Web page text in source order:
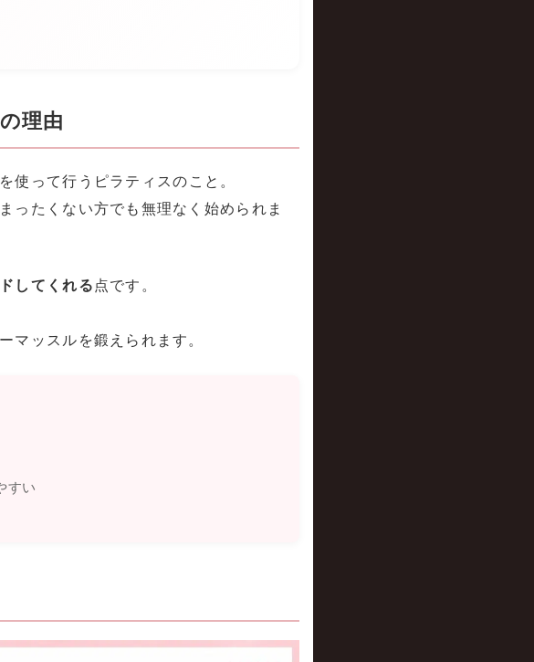
理由
を使って行うピラティスのこと。
ったくない方でも無理なく始められま
してくれる 点です。
マッスルを鍛えられます。
すい